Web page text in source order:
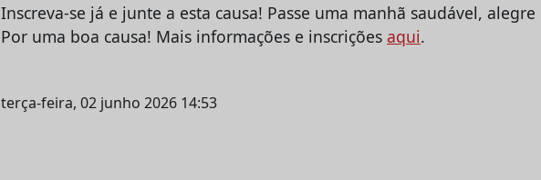
Inscreva-se já e junte a esta causa! Passe uma manhã saudável,
Por uma boa causa! Mais informações e inscrições aqui.
terça-feira, 02 junho 2026 14:53